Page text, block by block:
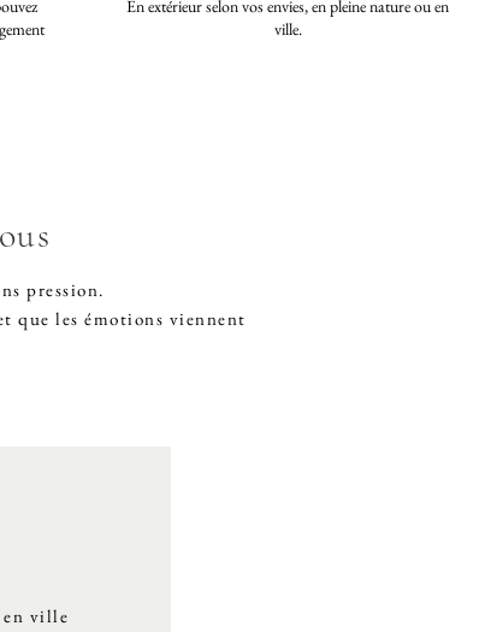
En extérieur selon vos envies, en pleine nature ou en
ville.
pression.
que les émotions viennent
en ville